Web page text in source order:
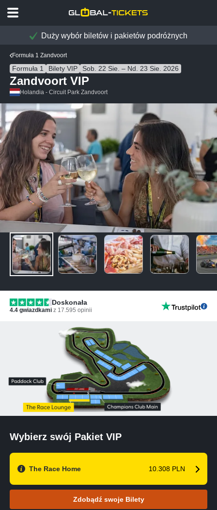
Duży wybór biletów i pakietów podróżnych
Formuła 1 Zandvoort
Formuła 1 Bilety VIP Sob. 22 Sie. – Nd. 23 Sie. 2026
Zandvoort VIP
Holandia - Circuit Park Zandvoort
Doskonała
4.4 gwiazdkami z 17.595 opinii
Wybierz swój Pakiet VIP
The Race Home 10.308 PLN
Zdobądź swoje Bilety